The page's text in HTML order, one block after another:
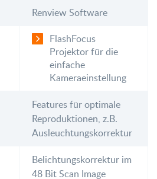
Renview Software
FlashFocus
Projektor für die
einfache
Kameraeinstellung
Features für optimale
Reproduktionen, z.B.
Ausleuchtungskorrektur
Belichtungskorrektur im
48 Bit Scan Image